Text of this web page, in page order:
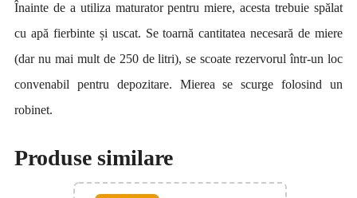
Înainte de a utiliza maturator pentru miere, acesta trebuie spălat
cu apă fierbinte și uscat. Se toarnă cantitatea necesară de miere
(dar nu mai mult de 250 de litri), se scoate rezervorul într-un loc
convenabil pentru depozitare. Mierea se scurge folosind un
robinet.
Produse similare